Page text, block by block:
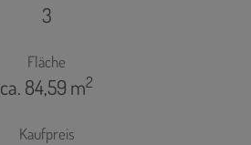
3
Fläche
ca. 84,59 m2
Kaufpreis